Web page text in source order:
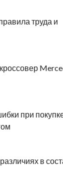
труда и
при
в